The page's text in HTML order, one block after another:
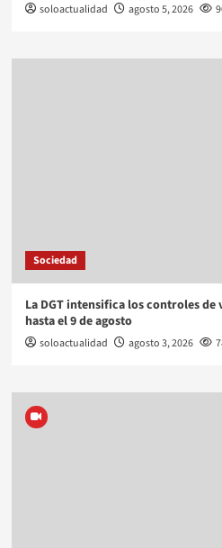
soloactualidad agosto 5, 2026
Sociedad
La DGT intensifica los controles de
hasta el 9 de agosto
soloactualidad agosto 3, 2026